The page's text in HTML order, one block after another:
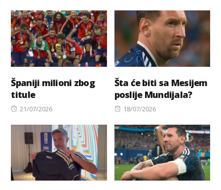
Španiji milioni zbog
titule
Posted
21/07/2026
Šta će biti sa Mesijem
poslije Mundijala?
Posted
18/07/2026